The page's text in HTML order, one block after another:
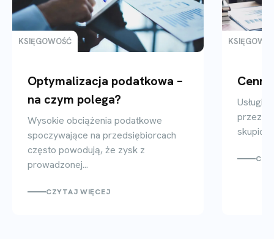
KSIĘGOWOŚĆ
Optymalizacja podatkowa –
na czym polega?
Wysokie obciążenia podatkowe
spoczywające na przedsiębiorcach
często powodują, że zysk z
prowadzonej...
CZYTAJ WIĘCEJ
Usługi
przez
skupić